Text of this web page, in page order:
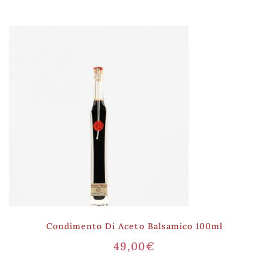
Condimento Di Aceto Balsamico 100ml
49,00€